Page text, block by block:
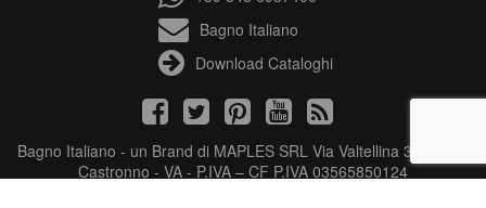
Bagno Italiano
Download Cataloghi
Bagno Italiano - un Brand di MAPLES SRL Via Valtellina 3 - 21040
Castronno - VA - P.IVA – CF P.IVA 03565850124